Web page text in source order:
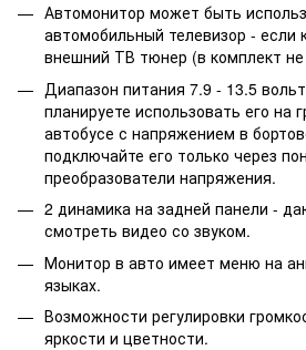
Автомонитор может быть
автомобильный телевизор - если
внешний ТВ тюнер (в комплект не
Диапазон питания 7.9 - 13.5
планируете использовать его на
автобусе с напряжением в
подключайте его только через
преобразователи напряжения.
2 динамика на задней панели -
смотреть видео со звуком.
Монитор в авто имеет меню на
языках.
Возможности регулировки
яркости и цветности.